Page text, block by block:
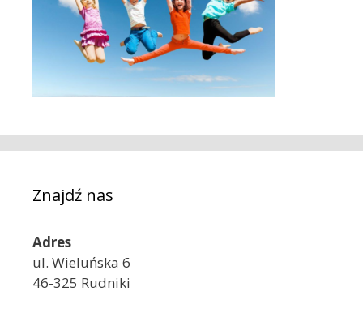
Znajdź nas
Adres
ul. Wieluńska 6
46-325 Rudniki